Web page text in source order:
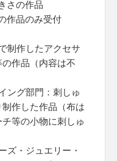
さの作品
作品のみ受付
制作したアクセサ
作品（内容は不
ング部門：刺しゅ
作した作品（布は
等の小物に刺しゅ
ズ・ジュエリー・